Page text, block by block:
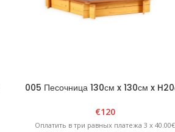
005 Песочница 130см x 130см x
коричневая/желтая
€120
Оплатить в три равных платежа 3 x 40.00€